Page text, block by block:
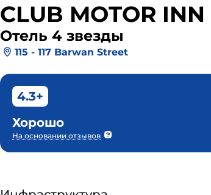
CLUB MOTOR INN
Отель 4 звезды
115 - 117 Barwan Street
4.3+
Хорошо
На основании отзывов